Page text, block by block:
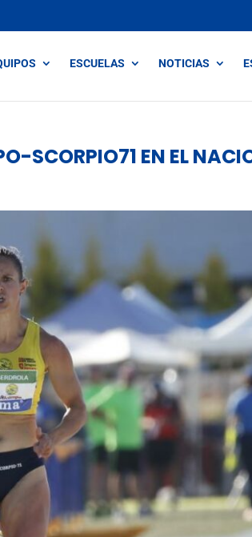
ESCUELAS NOTICIAS
SCORPIO71 EN EL